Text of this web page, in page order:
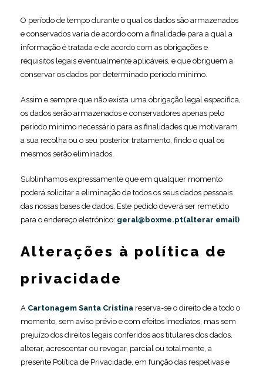
O período de tempo durante o qual os dados são armazenados
e conservados varia de acordo com a finalidade para a qual a
informação é tratada e de acordo com as obrigações e
requisitos legais eventualmente aplicáveis, e que obriguem a
conservar os dados por determinado período mínimo.
Assim e sempre que não exista uma obrigação legal especifica,
os dados serão armazenados e conservadores apenas pelo
período mínimo necessário para as finalidades que motivaram
a sua recolha ou o seu posterior tratamento, findo o qual os
mesmos serão eliminados.
Sublinhamos expressamente que em qualquer momento
poderá solicitar a eliminação de todos os seus dados pessoais
das nossas bases de dados. Este pedido deverá ser remetido
para o endereço eletrónico: geral@boxme.pt(alterar email)
Alterações à política de
privacidade
A Cartonagem Santa Cristina reserva-se o direito de a todo o
momento, sem aviso prévio e com efeitos imediatos, mas sem
prejuízo dos direitos legais conferidos aos titulares dos dados,
alterar, acrescentar ou revogar, parcial ou totalmente, a
presente Política de Privacidade, em função das respetivas e